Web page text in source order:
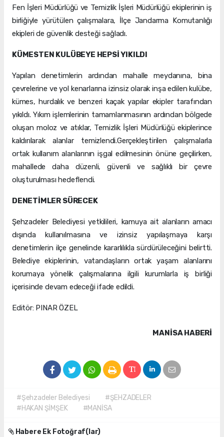
Fen İşleri Müdürlüğü ve Temizlik İşleri Müdürlüğü ekiplerinin iş
birliğiyle yürütülen çalışmalara, İlçe Jandarma Komutanlığı
ekipleri de güvenlik desteği sağladı.
KÜMESTEN KULÜBEYE HEPSİ YIKILDI
Yapılan denetimlerin ardından mahalle meydanına, bina
çevrelerine ve yol kenarlarına izinsiz olarak inşa edilen kulübe,
kümes, hurdalık ve benzeri kaçak yapılar ekipler tarafından
yıkıldı. Yıkım işlemlerinin tamamlanmasının ardından bölgede
oluşan moloz ve atıklar, Temizlik İşleri Müdürlüğü ekiplerince
kaldırılarak alanlar temizlendi.Gerçekleştirilen çalışmalarla
ortak kullanım alanlarının işgal edilmesinin önüne geçilirken,
mahallede daha düzenli, güvenli ve sağlıklı bir çevre
oluşturulması hedeflendi.
DENETİMLER SÜRECEK
Şehzadeler Belediyesi yetkilileri, kamuya ait alanların amacı
dışında kullanılmasına ve izinsiz yapılaşmaya karşı
denetimlerin ilçe genelinde kararlılıkla sürdürüleceğini belirtti.
Belediye ekiplerinin, vatandaşların ortak yaşam alanlarını
korumaya yönelik çalışmalarına ilgili kurumlarla iş birliği
içerisinde devam edeceği ifade edildi.
Editör: PINAR ÖZEL
MANISA HABERİ
#Şehzadeler Belediyesi
#ŞEHZADELER
#HAKAN ŞİMŞEK
#MANİSA
Habere Ek Fotoğraf(lar)